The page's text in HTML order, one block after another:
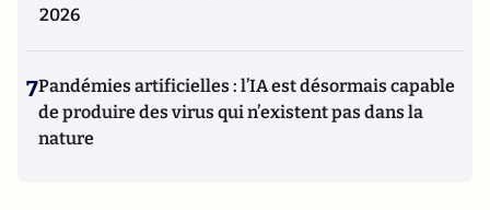
2026
7Pandémies artificielles : l’IA est désormais capable
de produire des virus qui n’existent pas dans la
nature